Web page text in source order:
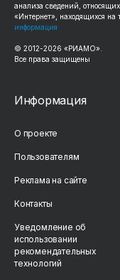
анализа сведений,
«Интернет», находящихся
информация
© 2012-2026 «РИАМО».
Все права защищены
Информация
О проекте
Пользователям
Реклама на сайте
Контакты
Уведомление об
использовании
рекомендательных
технологий